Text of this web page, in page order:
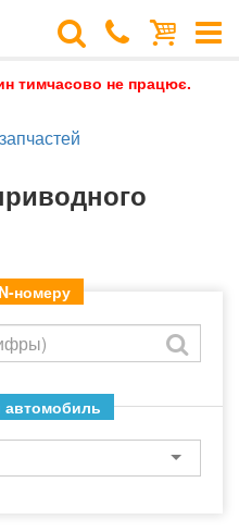
тимчасово не працює.
номеру